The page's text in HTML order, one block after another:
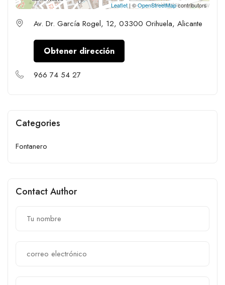
Leaflet| ©OpenStreetMapcontributors
Av. Dr. García Rogel, 12, 03300 Orihuela, Alicante
Obtener dirección
966 74 54 27
Categories
Fontanero
Contact Author